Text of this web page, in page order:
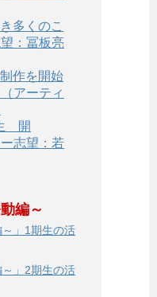
多くのこ
：冨板亮
作を開始
アーティ
開
志望：若
編～
～」1期生の活
～」2期生の活